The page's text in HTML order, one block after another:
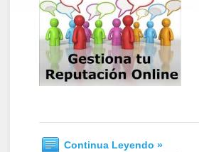
Continua Leyendo »